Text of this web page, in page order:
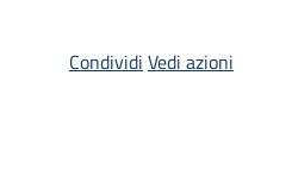
Condividi Vedi azioni